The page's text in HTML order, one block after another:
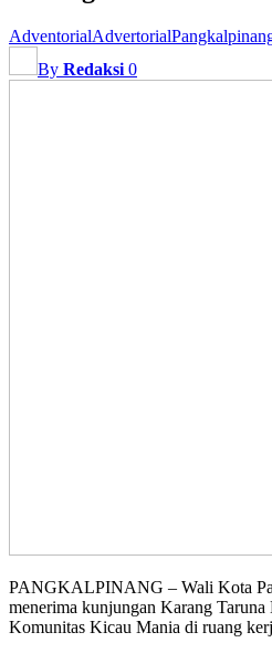
AdventorialAdvertorial
By Redaksi 0
PANGKALPINANG – Wali Kota
menerima kunjungan Karang Taruna
Komunitas Kicau Mania di ruang